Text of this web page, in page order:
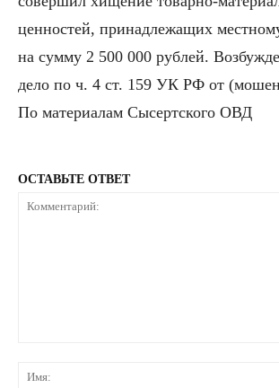
ценностей, принадлежащих
на сумму 2 500 000 рублей.
дело по ч. 4 ст. 159 УК РФ от
По материалам Сысертского ОВД
ОСТАВЬТЕ ОТВЕТ